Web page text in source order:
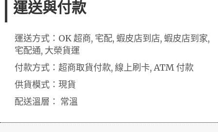
運送與付款
運送方式：OK 超商, 宅配, 蝦皮店到店, 蝦皮店到家,
宅配通, 大榮貨運
付款方式：超商取貨付款, 線上刷卡, ATM 付款
供貨模式：現貨
配送溫層： 常溫